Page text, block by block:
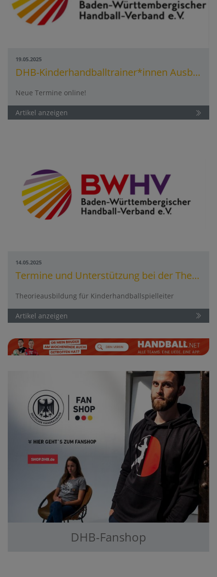
19.05.2025
DHB-Kinderhandballtrainer*innen Ausbildung (KHTA)
Neue Termine online!
Artikel anzeigen
14.05.2025
Termine und Unterstützung bei der Theorieausbildung für Kinderhandballspielleiter
Theorieausbildung für Kinderhandballspielleiter
Artikel anzeigen
DHB-Fanshop